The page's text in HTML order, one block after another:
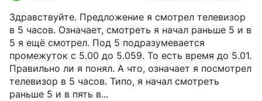
Здравствуйте. Предложение я смотрел телевизор
в 5 часов. Означает, смотреть я начал раньше 5 и в
5 я ещё смотрел. Под 5 подразумевается
промежуток с 5.00 до 5.059. То есть время до 5.01.
Правильно ли я понял. А что, означает я посмотрел
телевизор в 5 часов. Типо, я начал смотреть
раньше 5 и в пять в...